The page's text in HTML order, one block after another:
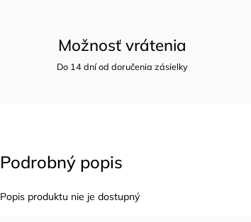
Možnosť vrátenia
Do 14 dní od doručenia zásielky
Podrobný popis
Popis produktu nie je dostupný